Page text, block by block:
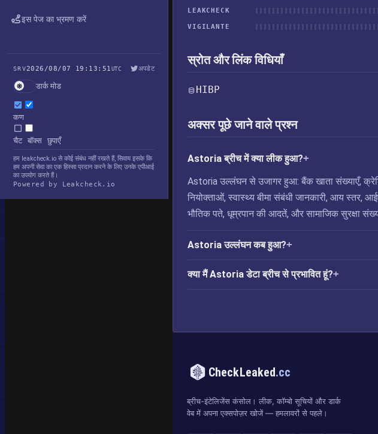
इस पेज का भ्रमण करें
SRV2026/08/07 19:13:51UTC अपडेट
डार्क मोड
कण
चैट बॉक्स छुपाएँ
हम leakcheck.io से कोई संबंध नहीं रखते हैं, सिवाय इसके कि
हम अपनी सेवा का एक हिस्सा प्रदान करने के लिए उनके एपीआई
का उपयोग करते हैं।
Powered by Leakcheck.io
LEAKCHECK
VIGILANTE
स्रोत और लिंक विधियाँ
HIBP
अक्सर पूछे जाने वाले प्रश्न
Astoria ब्रीच में क्या लीक हुआ?
Astoria उल्लंघन से उजागर हुआ: बैंक खाता संख्याएँ,
नियोक्ताओं, स्वास्थ्य बीमा संबंधी जानकारी, आय स्तर,
भौतिक पते, धूम्रपान की आदतें, और सामाजिक सुरक्षा
Astoria उल्लंघन कब हुआ?
क्या मैं Astoria डेटा ब्रीच से प्रभावित हूं?
CheckLeaked.cc
ब्रीच-इंटेलिजेंस कंसोल। लीक, कॉम्बो सूचियों और डार्क
वेब में अपना एक्सपोज़र खोजें — हमलावरों से पहले।